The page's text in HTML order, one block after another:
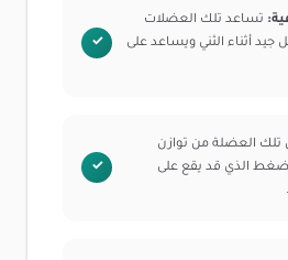
تساعد تلك العضلات
جيد أثناء الثني ويساعد على
العضلة من توازن
الذي قد يقع على